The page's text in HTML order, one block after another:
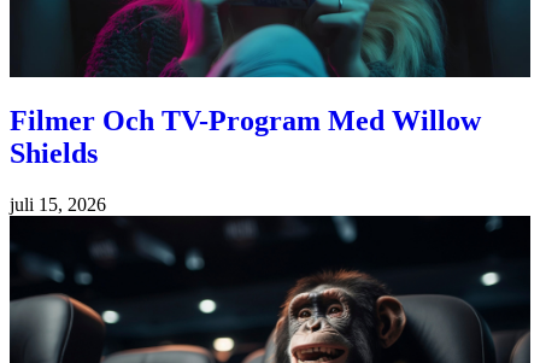
Filmer Och TV-Program Med Willow
Shields
juli 15, 2026